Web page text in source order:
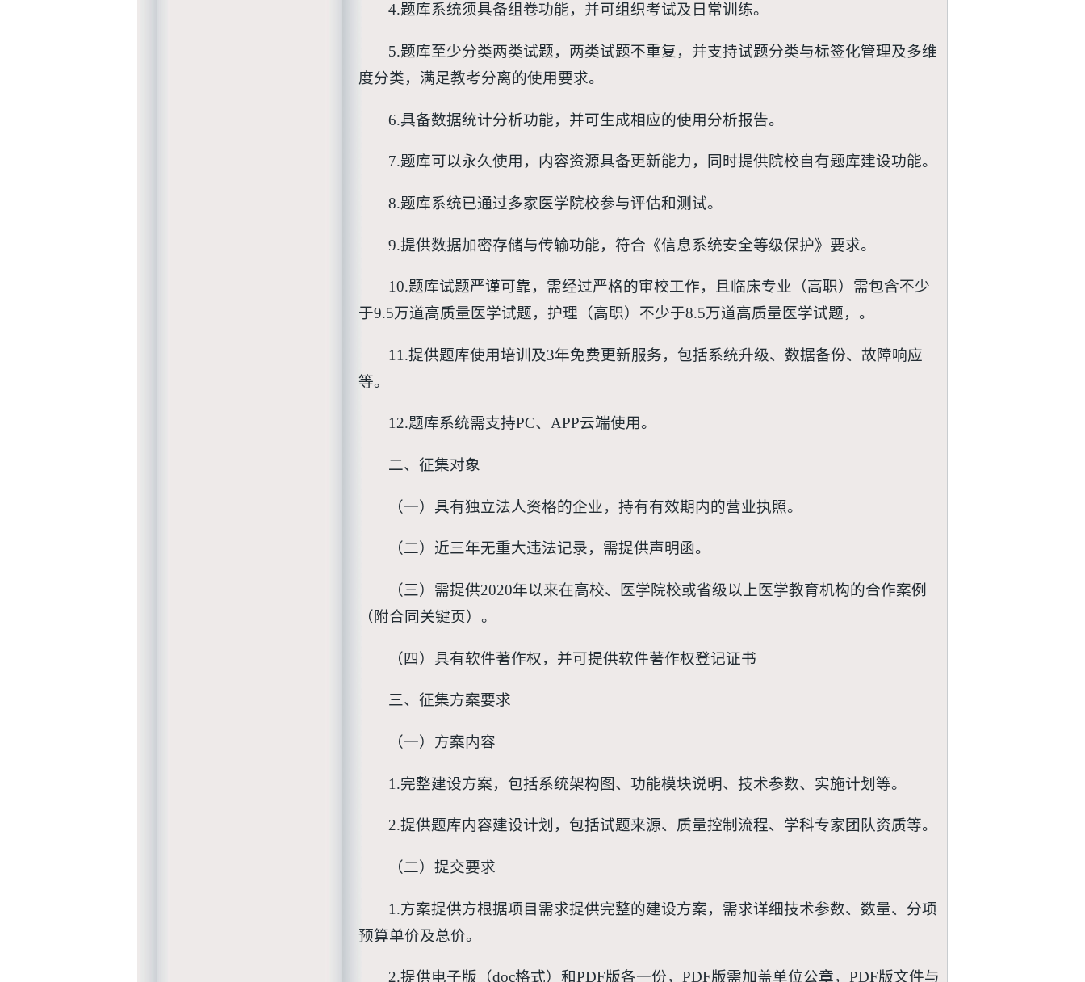
4.题库系统须具备组卷功能，并可组织考试及日常训练。
5.题库至少分类两类试题，两类试题不重复，并支持试题分类与标签化管理及多维
度分类，满足教考分离的使用要求。
6.具备数据统计分析功能，并可生成相应的使用分析报告。
7.题库可以永久使用，内容资源具备更新能力，同时提供院校自有题库建设功能。
8.题库系统已通过多家医学院校参与评估和测试。
9.提供数据加密存储与传输功能，符合《信息系统安全等级保护》要求。
10.题库试题严谨可靠，需经过严格的审校工作，且临床专业（高职）需包含不少
于9.5万道高质量医学试题，护理（高职）不少于8.5万道高质量医学试题，。
11.提供题库使用培训及3年免费更新服务，包括系统升级、数据备份、故障响应
等。
12.题库系统需支持PC、APP云端使用。
二、征集对象
（一）具有独立法人资格的企业，持有有效期内的营业执照。
（二）近三年无重大违法记录，需提供声明函。
（三）需提供2020年以来在高校、医学院校或省级以上医学教育机构的合作案例
（附合同关键页）。
（四）具有软件著作权，并可提供软件著作权登记证书
三、征集方案要求
（一）方案内容
1.完整建设方案，包括系统架构图、功能模块说明、技术参数、实施计划等。
2.提供题库内容建设计划，包括试题来源、质量控制流程、学科专家团队资质等。
（二）提交要求
1.方案提供方根据项目需求提供完整的建设方案，需求详细技术参数、数量、分项
预算单价及总价。
2.提供电子版（doc格式）和PDF版各一份，PDF版需加盖单位公章，PDF版文件与